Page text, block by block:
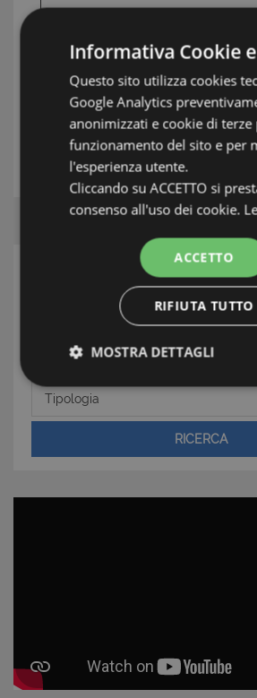
INFORMAZIONI: KENYA & ZANZIBAR
TAG: Appartamenti, Malindi,
L'AGENTE
Località
Tipologia
RICERCA
Informativa Cookie
Questo sito utilizza cookies
Google Analytics
anonimizzati e cookie di
funzionamento del sito e per
l'esperienza utente.
Cliccando su ACCETTO si
consenso all'uso dei cookie.
ACCETTO
RIFIUTA TUTTO
MOSTRA DETTAGLI
Strettamente necessari e
PHPSESSID
PHP.net